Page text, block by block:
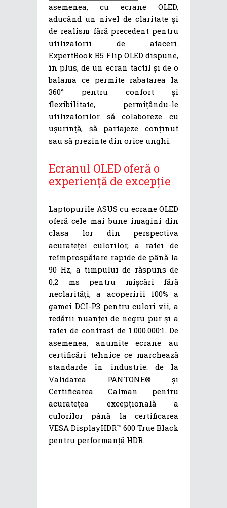
asemenea, cu ecrane OLED,
aducând un nivel de claritate și
de realism fără precedent pentru
utilizatorii de afaceri.
ExpertBook B5 Flip OLED dispune,
în plus, de un ecran tactil și de o
balama ce permite rabatarea la
360° pentru confort și
flexibilitate, permițându-le
utilizatorilor să colaboreze cu
ușurință, să partajeze conținut
sau să prezinte din orice unghi.
Ecranul OLED oferă o
experiență de excepție
Laptopurile ASUS cu ecrane OLED
oferă cele mai bune imagini din
clasa lor din perspectiva
acurateței culorilor, a ratei de
reîmprospătare rapide de până la
90 Hz, a timpului de răspuns de
0,2 ms pentru mișcări fără
neclarități, a acoperirii 100% a
gamei DCI-P3 pentru culori vii, a
redării nuanței de negru pur și a
ratei de contrast de 1.000.000:1. De
asemenea, anumite ecrane au
certificări tehnice ce marchează
standarde în industrie: de la
Validarea PANTONE® și
Certificarea Calman pentru
acuratețea excepțională a
culorilor până la certificarea
VESA DisplayHDR™ 600 True Black
pentru performanță HDR.